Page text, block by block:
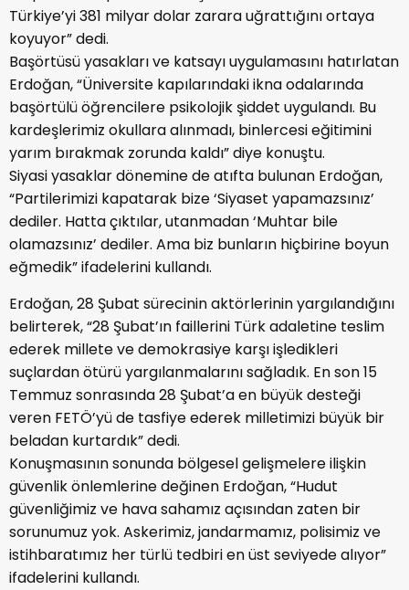
Türkiye’yi 381 milyar dolar zarara uğrattığını ortaya
koyuyor” dedi.
Başörtüsü yasakları ve katsayı uygulamasını hatırlatan
Erdoğan, “Üniversite kapılarındaki ikna odalarında
başörtülü öğrencilere psikolojik şiddet uygulandı. Bu
kardeşlerimiz okullara alınmadı, binlercesi eğitimini
yarım bırakmak zorunda kaldı” diye konuştu.
Siyasi yasaklar dönemine de atıfta bulunan Erdoğan,
“Partilerimizi kapatarak bize ‘Siyaset yapamazsınız’
dediler. Hatta çıktılar, utanmadan ‘Muhtar bile
olamazsınız’ dediler. Ama biz bunların hiçbirine boyun
eğmedik” ifadelerini kullandı.
Erdoğan, 28 Şubat sürecinin aktörlerinin yargılandığını
belirterek, “28 Şubat’ın faillerini Türk adaletine teslim
ederek millete ve demokrasiye karşı işledikleri
suçlardan ötürü yargılanmalarını sağladık. En son 15
Temmuz sonrasında 28 Şubat’a en büyük desteği
veren FETÖ’yü de tasfiye ederek milletimizi büyük bir
beladan kurtardık” dedi.
Konuşmasının sonunda bölgesel gelişmelere ilişkin
güvenlik önlemlerine değinen Erdoğan, “Hudut
güvenliğimiz ve hava sahamız açısından zaten bir
sorunumuz yok. Askerimiz, jandarmamız, polisimiz ve
istihbaratımız her türlü tedbiri en üst seviyede alıyor”
ifadelerini kullandı.